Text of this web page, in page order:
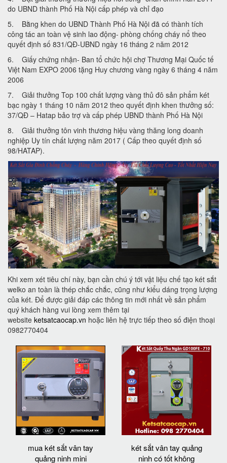
do UBND thành Phố Hà Nội cấp phép và chỉ đạo
5. Bằng khen do UBND Thành Phố Hà Nội đã có thành tích
công tác an toàn vệ sinh lao động- phòng chống cháy nổ theo
quyết định số 831/QĐ-UBND ngày 16 tháng 2 năm 2012
6. Giấy chứng nhận- Ban tổ chức hội chợ Thương Mại Quốc tế
Việt Nam EXPO 2006 tặng Huy chương vàng ngày 6 tháng 4 năm
2006
7. Giải thưởng Top 100 chất lượng vàng thủ đô sản phẩm két
bạc ngày 1 tháng 10 năm 2012 theo quyết định khen thưởng số:
37/QĐ – Hatap bảo trợ và cấp phép UBND thành Phố Hà Nội
8. Giải thưởng tôn vinh thương hiệu vàng thăng long doanh
nghiệp Uy tín chất lượng năm 2017 ( Cấp theo quyết định số
98/HATAP).
Khi xem xét tiêu chí này, bạn cần chú ý tới vật liệu chế tạo két sắt
welko an toàn là thép chắc chắc, cũng như kiểu dáng trọng lượng
của két. Để được giải đáp các thông tin mới nhất về sản phẩm
quý khách hàng vui lòng xem thêm tại
website ketsatcaocap.vn hoặc liên hệ trực tiếp theo số điện thoại
0982770404
mua két sắt vân tay
quảng ninh mini
két sắt vân tay quảng
ninh có tốt không